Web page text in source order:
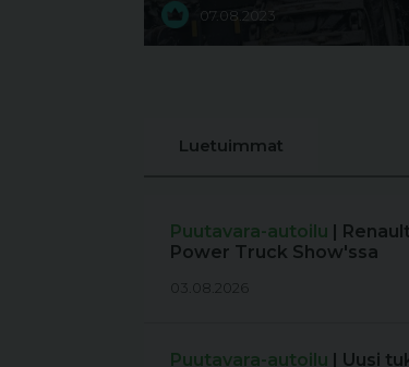
07.08.2023
Luetuimmat
Puutavara-autoilu |
Power Truck Show'ssa
03.08.2026
Puutavara-autoilu | Uusi